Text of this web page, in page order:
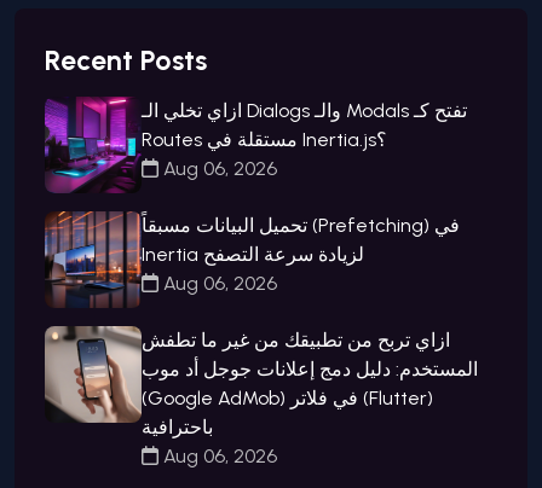
Recent Posts
ازاي تخلي الـ Dialogs والـ Modals تفتح كـ
Routes مستقلة في Inertia.js؟
Aug 06, 2026
تحميل البيانات مسبقاً (Prefetching) في
Inertia لزيادة سرعة التصفح
Aug 06, 2026
ازاي تربح من تطبيقك من غير ما تطفش
المستخدم: دليل دمج إعلانات جوجل أد موب
(Google AdMob) في فلاتر (Flutter)
باحترافية
Aug 06, 2026